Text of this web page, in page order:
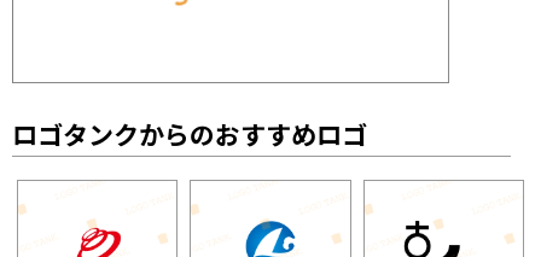
ロゴタンクからのおすすめロゴ